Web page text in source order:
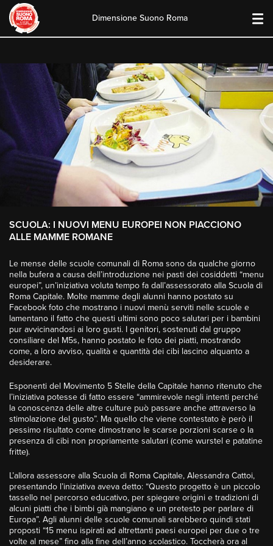
content
Dimensione Suono Roma
SCUOLA: I NUOVI MENU EUROPEI NON PIACCIONO
ALLE MAMME ROMANE
Le mense delle scuole comunali di Roma sono da qualche giorno
nella bufera a causa dell’introduzione nei pasti dei cosiddetti “menu
europei”, un’iniziativa voluta tempo fa dall’assessorato alla Scuola di
Roma Capitale. Molte mamme degli alunni hanno postato su
Facebook foto che mostrano i nuovi menù serviti nelle scuole e
lamentano il fatto che questi ultimi sono poco salutari per i bambini
pur avvicinandosi ai loro gusti. I genitori, sostenuti dal gruppo
consiliare del M5s, hanno postato le foto dei piatti, mostrando
come, a loro avviso, qualità e quantità dei cibi lascino alquanto a
desiderare.
Esponenti del Movimento 5 Stelle della Capitale hanno ritenuto che
l’iniziativa potesse di fatto essere “ammirevole negli intenti perché
la conoscenza delle altre culture può passare anche attraverso la
stimolazione del gusto”. Ma quello che viene contestato è però il
pessimo risultato come dimostrano le scarse porzioni scarse o la
presenza di cibi non propriamente salutari (come wurstel e patatine
fritte).
L’allora assessore alla Scuola di Roma Capitale, Alessandra Cattoi,
presentando l’iniziativa aveva detto: “Questo progetto è un piccolo
tassello nel percorso educativo, per spiegare origini e tradizioni di
alcuni piatti che i bimbi già mangiano e un pretesto per parlare di
Europa”. Agli alunni delle scuole comunali sarebbero quindi stati
proposti “15 menu ispirati ad altrettanti paesi europei per due o tre
volte al mese” fino alla fine dell’anno scolastico. Toccherà ora al